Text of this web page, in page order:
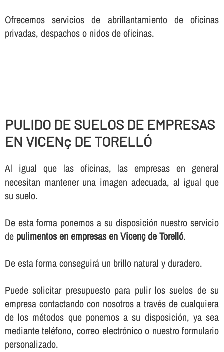
Ofrecemos servicios de abrillantamiento de oficinas
privadas, despachos o nidos de oficinas.
PULIDO DE SUELOS DE EMPRESAS
EN VICENç DE TORELLÓ
Al igual que las oficinas, las empresas en general
necesitan mantener una imagen adecuada, al igual que
su suelo.
De esta forma ponemos a su disposición nuestro servicio
de pulimentos en empresas en Vicenç de Torelló.
De esta forma conseguirá un brillo natural y duradero.
Puede solicitar presupuesto para pulir los suelos de su
empresa contactando con nosotros a través de cualquiera
de los métodos que ponemos a su disposición, ya sea
mediante teléfono, correo electrónico o nuestro formulario
personalizado.